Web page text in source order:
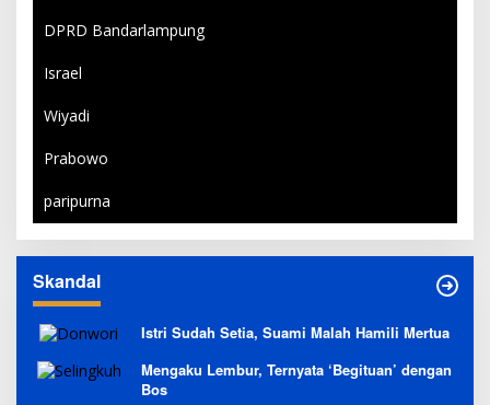
DPRD Bandarlampung
Israel
Wiyadi
Prabowo
paripurna
Skandal
Istri Sudah Setia, Suami Malah Hamili Mertua
Mengaku Lembur, Ternyata ‘Begituan’ dengan
Bos